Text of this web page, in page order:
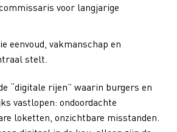
voor langjarige
eenvoud, vakmanschap en
stelt.
“digitale rijen” waarin burgers en
vastlopen: ondoordachte
loketten, onzichtbare misstanden.